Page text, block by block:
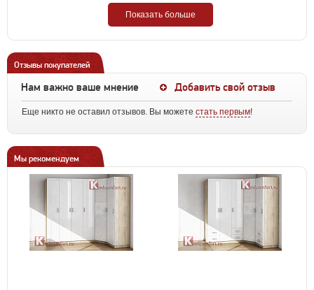
Показать больше
Отзывы покупателей
Нам важно ваше мнение Добавить свой отзыв
Еще никто не оставил отзывов. Вы можете стать первым!
Мы рекомендуем